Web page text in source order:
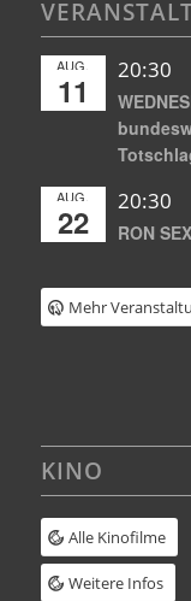
AUG.
11
20:30
AUG.
22
20:30
RON
Mehr
KINO
Alle Kinofilme
Weitere Infos